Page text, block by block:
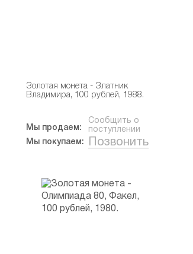
Золотая монета - Златник
Владимира, 100 рублей, 1988.
Мы продаем:
Сообщить о
поступлении
Мы покупаем:
Позвонить